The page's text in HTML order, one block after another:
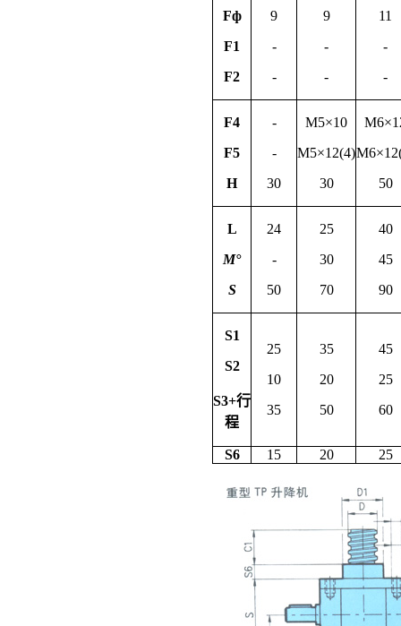
Fф
F1
F2
9
-
-
9
-
-
11
-
-
F4
F5
H
-
-
30
M5×10
M5×12(4)
30
50
L
M°
S
24
-
50
25
30
70
40
45
90
S1
S2
S3+行
程
25
10
35
35
20
50
45
25
60
S6 15 20 25